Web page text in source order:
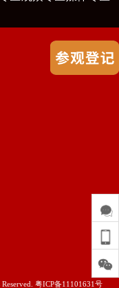
粤ICP备11101631号